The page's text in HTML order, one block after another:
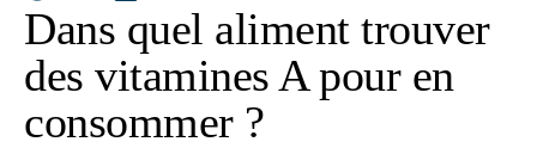
Dans quel aliment trouver
des vitamines A pour en
consommer ?